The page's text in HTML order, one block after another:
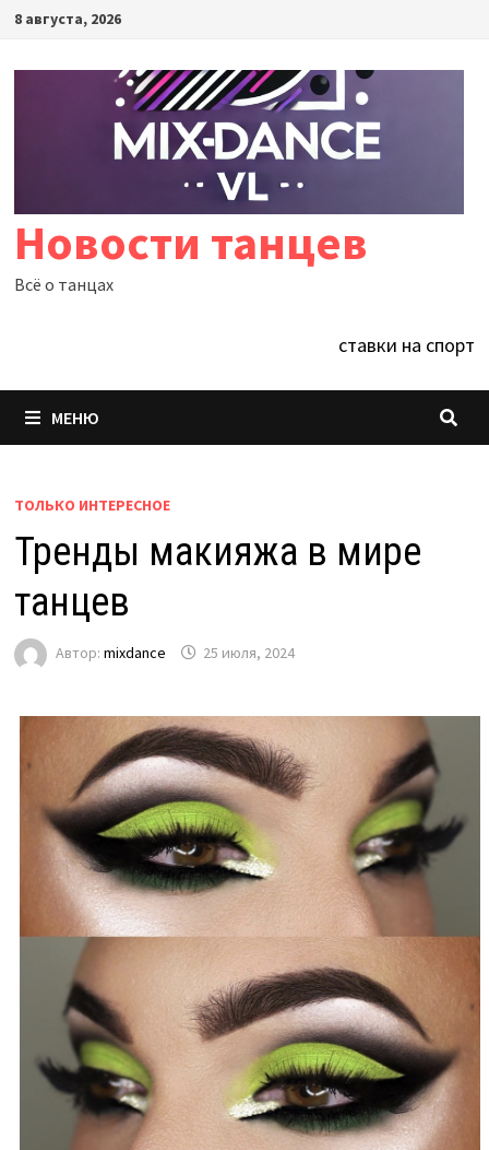
Перейти
содержимому
8 августа, 2026
Новости танцев
Всё о танцах
ставки на спорт
МЕНЮ
ТОЛЬКО ИНТЕРЕСНОЕ
Тренды макияжа в мире
танцев
Автор: mixdance 25 июля, 2024